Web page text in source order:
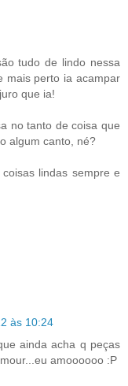
tudo de lindo nessa
mais perto ia acampar
que ia!
no tanto de coisa que
algum canto, né?
lindas sempre e
às 10:24
ainda acha q peças
amoooooo :P